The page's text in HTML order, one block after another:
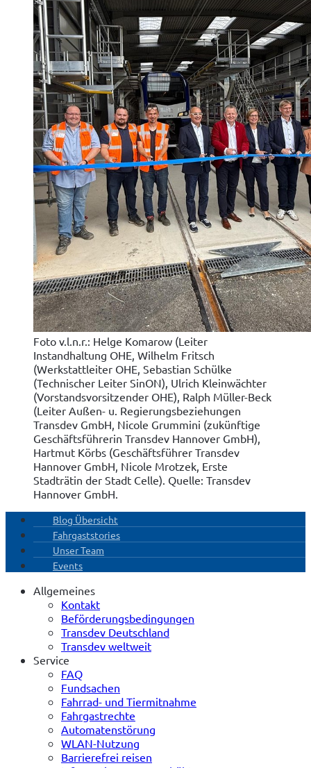
Foto v.l.n.r.: Helge Komarow (Leiter
Instandhaltung OHE, Wilhelm Fritsch
(Werkstattleiter OHE, Sebastian Schülke
(Technischer Leiter SinON), Ulrich Kleinwächter
(Vorstandsvorsitzender OHE), Ralph Müller-Beck
(Leiter Außen- u. Regierungsbeziehungen
Transdev GmbH, Nicole Grummini (zukünftige
Geschäftsführerin Transdev Hannover GmbH),
Hartmut Körbs (Geschäftsführer Transdev
Hannover GmbH, Nicole Mrotzek, Erste
Stadträtin der Stadt Celle). Quelle: Transdev
Hannover GmbH.
Blog Übersicht
Fahrgaststories
Unser Team
Events
Allgemeines
Kontakt
Beförderungsbedingungen
Transdev Deutschland
Transdev weltweit
Service
FAQ
Fundsachen
Fahrrad- und Tiermitnahme
Fahrgastrechte
Automatenstörung
WLAN-Nutzung
Barrierefrei reisen